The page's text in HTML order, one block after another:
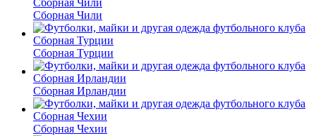
Сборная Чили
Сборная Турции
Сборная Ирландии
Сборная Чехии